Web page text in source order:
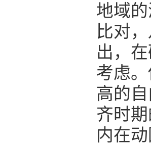
地域
比对
出，
考虑
高的
齐时
内在